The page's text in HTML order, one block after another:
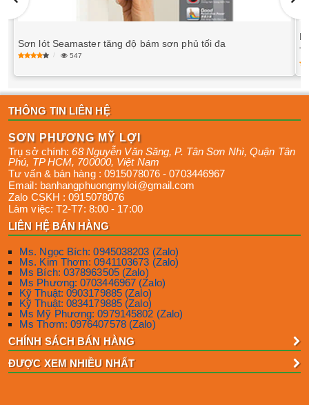
Sơn lót Seamaster tăng độ bám sơn phủ tối đa
547
THÔNG TIN LIÊN HỆ
SƠN PHƯƠNG MỸ LỢI
Trụ sở chính:68 Nguyễn Văn Săng, P. Tân Sơn Nhì,Quận Tân
Phú, TP HCM, 700000, Việt Nam
Tư vấn & bán hàng : 0915078076 -0703446967
Email: banhangphuongmyloi@gmail.com
Zalo CSKH :0915078076
Làm việc: T2-T7: 8:00 - 17:00
LIÊN HỆ BÁN HÀNG
Ms. Ngọc Bích: 0945038203 (Zalo)
Ms. Kim Thơm: 0941103673 (Zalo)
Ms Bích: 0378963505 (Zalo)
Ms Phương: 0703446967 (Zalo)
Kỹ Thuật: 0903179885 (Zalo)
Kỹ Thuật: 0834179885 (Zalo)
Ms Mỹ Phương: 0979145802 (Zalo)
Ms Thơm: 0976407578 (Zalo)
CHÍNH SÁCH BÁN HÀNG
ĐƯỢC XEM NHIỀU NHẤT